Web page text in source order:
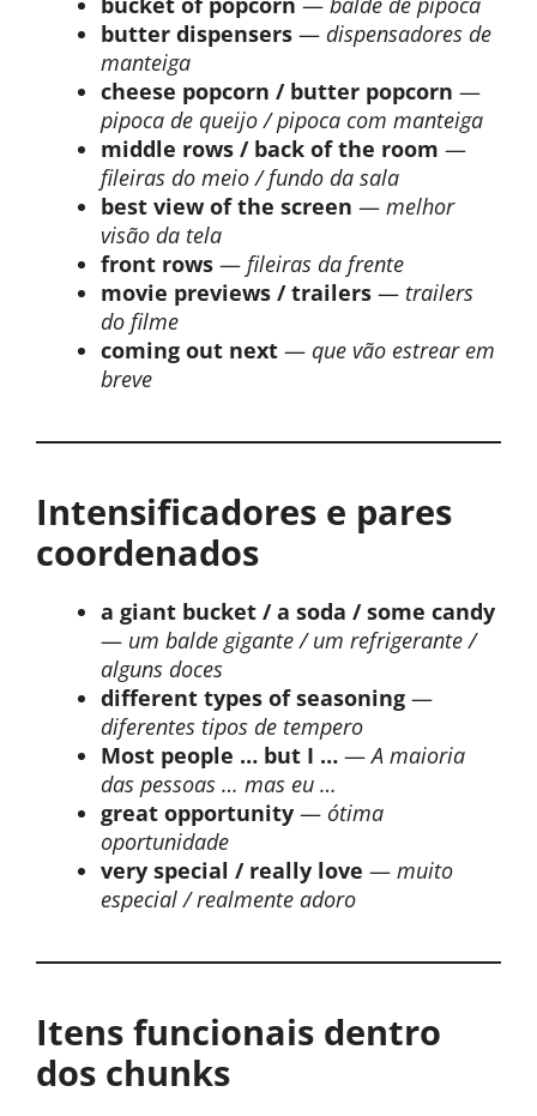
butter dispensers — dispensadores de
manteiga
cheese popcorn / butter popcorn —
pipoca de queijo / pipoca com manteiga
middle rows / back of the room —
fileiras do meio / fundo da sala
best view of the screen — melhor
visão da tela
front rows — fileiras da frente
movie previews / trailers — trailers
do filme
coming out next — que vão estrear em
breve
Intensificadores e pares
coordenados
a giant bucket / a soda / some candy
— um balde gigante / um refrigerante /
alguns doces
different types of seasoning —
diferentes tipos de tempero
Most people … but I … —A maioria
das pessoas … mas eu …
great opportunity — ótima
oportunidade
very special / really love — muito
especial / realmente adoro
Itens funcionais dentro
dos chunks